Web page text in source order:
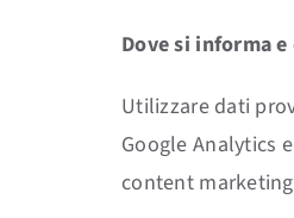
Dove si informa
Utilizzare dati
Google Analytics
content